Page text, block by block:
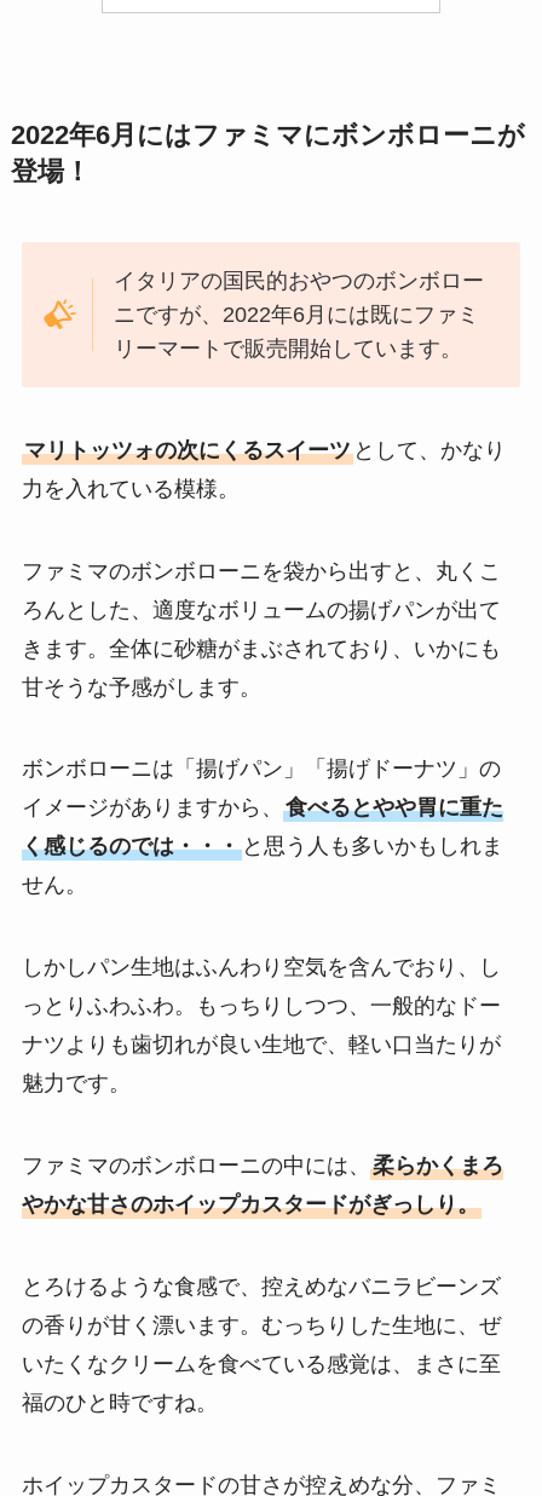
2022年6月にはファミマにボンボローニが
登場！
イタリアの国民的おやつのボンボロー
ニですが、2022年6月には既にファミ
リーマートで販売開始しています。
マリトッツォの次にくるスイーツとして、かなり
力を入れている模様。
ファミマのボンボローニを袋から出すと、丸くこ
ろんとした、適度なボリュームの揚げパンが出て
きます。全体に砂糖がまぶされており、いかにも
甘そうな予感がします。
ボンボローニは「揚げパン」「揚げドーナツ」の
イメージがありますから、 食べるとやや胃に重た
く感じるのでは・・・と思う人も多いかもしれま
せん。
しかしパン生地はふんわり空気を含んでおり、し
っとりふわふわ。もっちりしつつ、一般的なドー
ナツよりも歯切れが良い生地で、軽い口当たりが
魅力です。
ファミマのボンボローニの中には、 柔らかくまろ
やかな甘さのホイップカスタードがぎっしり。
とろけるような食感で、控えめなバニラビーンズ
の香りが甘く漂います。むっちりした生地に、ぜ
いたくなクリームを食べている感覚は、まさに至
福のひと時ですね。
ホイップカスタードの甘さが控えめな分、ファミ